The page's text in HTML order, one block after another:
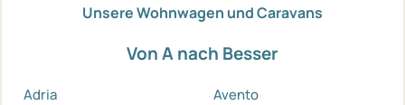
Unsere Wohnwagen und Caravans
Von A nach Besser
Adria
Avento